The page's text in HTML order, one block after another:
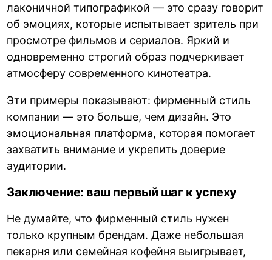
лаконичной типографикой — это сразу говорит
об эмоциях, которые испытывает зритель при
просмотре фильмов и сериалов. Яркий и
одновременно строгий образ подчеркивает
атмосферу современного кинотеатра.
Эти примеры показывают: фирменный стиль
компании — это больше, чем дизайн. Это
эмоциональная платформа, которая помогает
захватить внимание и укрепить доверие
аудитории.
Заключение: ваш первый шаг к успеху
Не думайте, что фирменный стиль нужен
только крупным брендам. Даже небольшая
пекарня или семейная кофейня выигрывает,